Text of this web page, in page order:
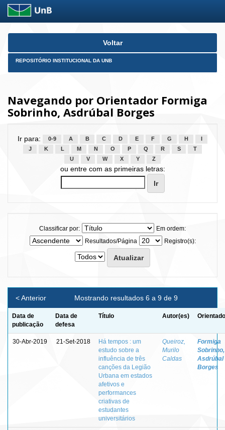
Skip
Voltar
REPOSITÓRIO INSTITUCIONAL DA UNB
Navegando por Orientador Formiga
Sobrinho, Asdrúbal Borges
Ir para: 0-9 A B C D E F G H
J
K L M N O P Q R S
T
U
V W X Y Z
ou entre com as primeiras letras:
Classificar por:
Em ordem:
Resultados/Página
Registro(s):
Mostrando resultados 6 a 9 de 9
< Anterior
Data de
publicação
Data de
defesa
Título Autor(es)
30-Abr-2019 21-Set-2018
Há tempos : um
estudo sobre a
influência de três
canções da Legião
Urbana em estados
afetivos e
performances
criativas de
estudantes
universitários
Queiroz,
Murilo
Caldas
Formiga
Sobrinho,
Asdrúbal
Borges